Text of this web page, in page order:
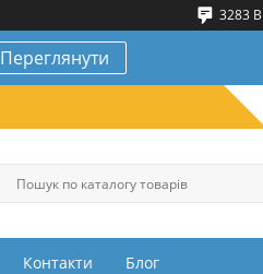
3283
Переглянути
Контакти Блог